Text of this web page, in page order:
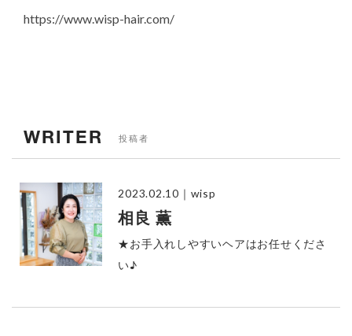
https://www.wisp-hair.com/
WRITER 投稿者
2023.02.10 ｜wisp
相良 薫
★お手入れしやすいヘアはお任せくださ
い♪